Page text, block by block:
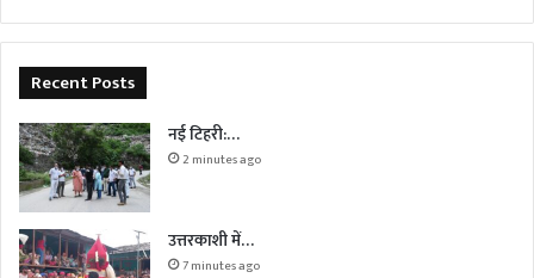
Recent Posts
नई टिहरी:…
2 minutes ago
उत्तरकाशी में…
7 minutes ago